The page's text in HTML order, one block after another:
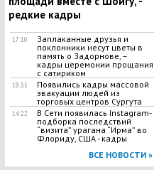
редкие кадры
17:10
Заплаканные друзья и
поклонники несут цветы в
память о Задорнове, –
кадры церемонии прощания
с сатириком
18:35
Появились кадры массовой
эвакуации людей из
торговых центров Сургута
14:22
В Сети появилась Іnstagram-
подборка последствий
“визита” урагана “Ирма” во
Флориду, США - кадры
ВСЕ НОВОСТИ »